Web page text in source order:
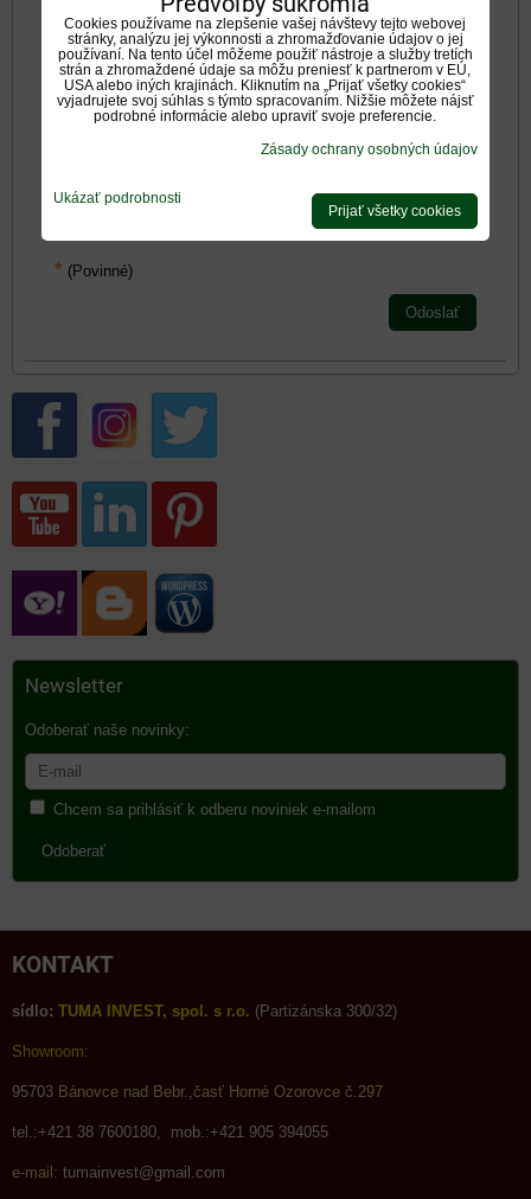
Zadajte prosím hodnotenie, výhody alebo zápory - aspoň
Hodnotenie produktu:
* (Povinné)
Odoslať
Newsletter
Odoberať naše novinky:
Chcem sa prihlásiť k odberu noviniek e-mailom
Odoberať
KONTAKT
sídlo: TUMA INVEST, spol. s r.o. (Partizánska 300/32)
Showroom:
95703 Bánovce nad Bebr.,časť Horné Ozorovce č.297
tel.:+421 38 7600180, mob.:+421 905 394055
e-mail: tumainvest@gmail.com
Cookies používame na zlepšenie vašej návštevy tejto webovej
stránky, analýzu jej výkonnosti a zhromažďovanie údajov o jej
používaní. Na tento účel môžeme použiť nástroje a služby tretích
strán a zhromaždené údaje sa môžu preniesť k partnerom v EÚ,
USA alebo iných krajinách. Kliknutím na „Prijať všetky cookies“
vyjadrujete svoj súhlas s týmto spracovaním. Nižšie môžete nájsť
podrobné informácie alebo upraviť svoje preferencie.
Zásady ochrany osobných údajov
Ukázať podrobnosti
Prijať všetky cookies